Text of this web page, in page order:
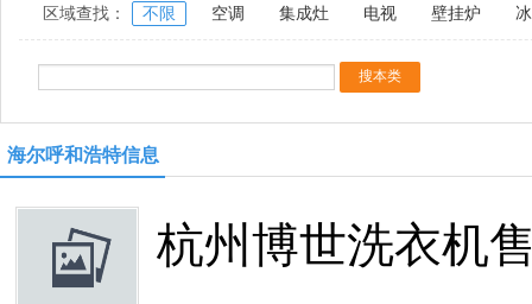
区域查找： 不限 空调 集成灶 电视 壁挂炉
海尔呼和浩特信息
杭州博世洗衣机